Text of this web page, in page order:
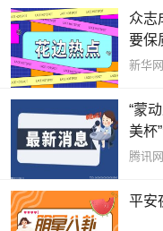
众志
要保
复重
新华网
“蒙
美杯
腾讯网
平安